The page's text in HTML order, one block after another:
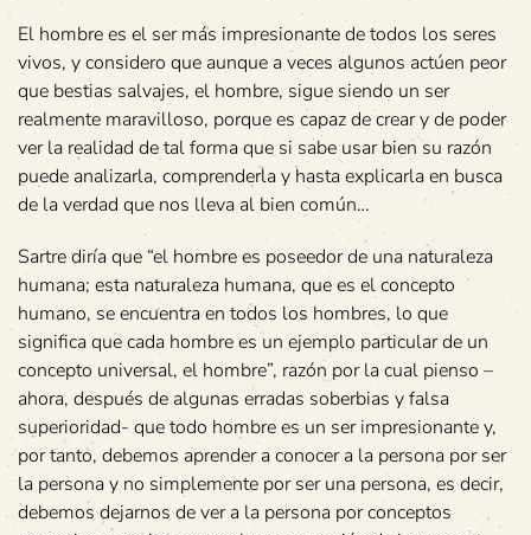
El hombre es el ser más impresionante de todos los seres
vivos, y considero que aunque a veces algunos actúen peor
que bestias salvajes, el hombre, sigue siendo un ser
realmente maravilloso, porque es capaz de crear y de poder
ver la realidad de tal forma que si sabe usar bien su razón
puede analizarla, comprenderla y hasta explicarla en busca
de la verdad que nos lleva al bien común…
Sartre diría que “el hombre es poseedor de una naturaleza
humana; esta naturaleza humana, que es el concepto
humano, se encuentra en todos los hombres, lo que
significa que cada hombre es un ejemplo particular de un
concepto universal, el hombre”, razón por la cual pienso –
ahora, después de algunas erradas soberbias y falsa
superioridad- que todo hombre es un ser impresionante y,
por tanto, debemos aprender a conocer a la persona por ser
la persona y no simplemente por ser una persona, es decir,
debemos dejarnos de ver a la persona por conceptos